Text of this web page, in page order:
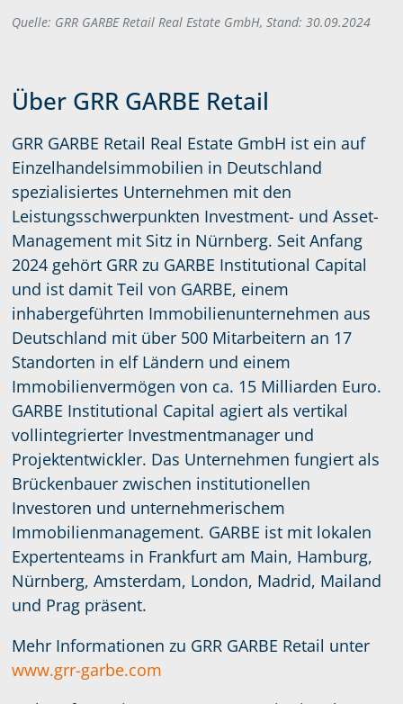
Quelle: GRR GARBE Retail Real Estate GmbH, Stand: 30.09.2024
Über GRR GARBE Retail
GRR GARBE Retail Real Estate GmbH ist ein auf
Einzelhandelsimmobilien in Deutschland
spezialisiertes Unternehmen mit den
Leistungsschwerpunkten Investment- und Asset-
Management mit Sitz in Nürnberg. Seit Anfang
2024 gehört GRR zu GARBE Institutional Capital
und ist damit Teil von GARBE, einem
inhabergeführten Immobilienunternehmen aus
Deutschland mit über 500 Mitarbeitern an 17
Standorten in elf Ländern und einem
Immobilienvermögen von ca. 15 Milliarden Euro.
GARBE Institutional Capital agiert als vertikal
vollintegrierter Investmentmanager und
Projektentwickler. Das Unternehmen fungiert als
Brückenbauer zwischen institutionellen
Investoren und unternehmerischem
Immobilienmanagement. GARBE ist mit lokalen
Expertenteams in Frankfurt am Main, Hamburg,
Nürnberg, Amsterdam, London, Madrid, Mailand
und Prag präsent.
Mehr Informationen zu GRR GARBE Retail unter
www.grr-garbe.com